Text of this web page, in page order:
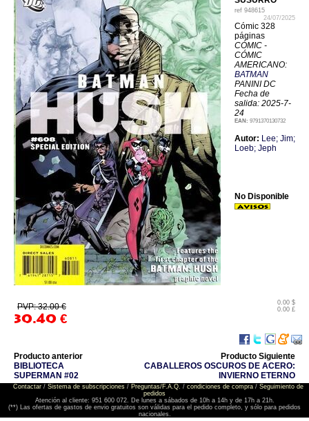
ref 948615
24/07/2025
Cómic 328
páginas
CÓMIC -
CÓMIC
AMERICANO:
BATMAN
PANINI DC
Fecha de
salida: 2025-7-
24
EAN: 9791370130732
Autor: Lee; Jim;
Loeb; Jeph
PVP: 32.00 €
30.40 €
0.00 $
0.00 £
No Disponible
Producto anterior
BIBLIOTECA
SUPERMAN #02
Producto Siguiente
CABALLEROS OSCUROS DE ACERO:
INVIERNO ETERNO
Contactar/ Sistema de subscripciones/ Preguntas/F.A.Q. / condiciones de compra/ Seguimiento de
pedidos
Atención al cliente: 951 600 072. De lunes a sábados de 10h a 14h y de 17h a 21h.
(**) Las ofertas de gastos de envio gratuitos son válidas para el pedido completo, y sólo para pedidos
nacionales.